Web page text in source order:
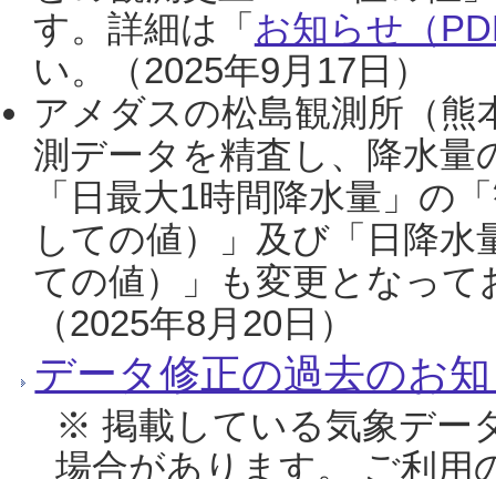
す。詳細は「 お知らせ（
い。（2025年9月17日）
アメダスの松島観測所（熊
測データを精査し、降水
「日最大1時間降水量」の
しての値）」及び「日降
ての値）」も変更となっ
（2025年8月20日）
データ修正の過去のお
※ 掲載している気象デー
場合があります。 ご利用